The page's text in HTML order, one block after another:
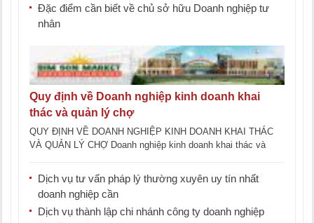
Đặc điểm cần biết về chủ sở hữu Doanh nghiệp tư
nhân
Quy định về Doanh nghiệp kinh doanh khai
thác và quản lý chợ
QUY ĐỊNH VỀ DOANH NGHIỆP KINH DOANH KHAI THÁC
VÀ QUẢN LÝ CHỢ Doanh nghiệp kinh doanh khai thác và
Dịch vụ tư vấn pháp lý thường xuyên uy tín nhất
doanh nghiệp cần
Dịch vụ thành lập chi nhánh công ty doanh nghiệp